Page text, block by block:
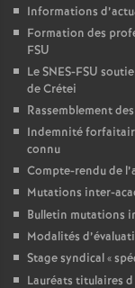
Informations
Formation des
FSU
LeSNES-FSU
de Crétei
Rassemblement
Indemnité
connu
Compte-rendu de
Mutations inter-
Bulletin mutations
Modalités
Stage syndical «
Lauréats titulaires d